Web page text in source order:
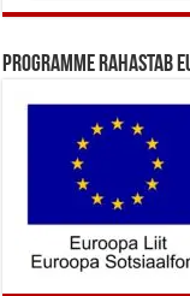
Programme rahastab